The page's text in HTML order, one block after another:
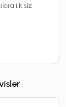
ilk siz